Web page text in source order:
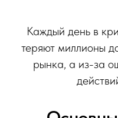
Каждый день в
теряют миллионы
рынка, а из-за